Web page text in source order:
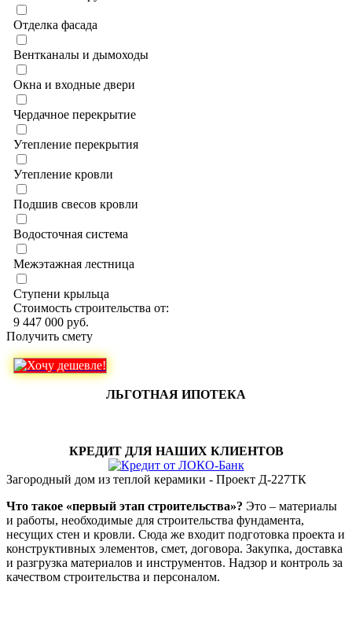
Отделка фасада
Вентканалы и дымоходы
Окна и входные двери
Чердачное перекрытие
Утепление перекрытия
Утепление кровли
Подшив свесов кровли
Водосточная система
Межэтажная лестница
Ступени крыльца
Стоимость строительства от:
9 447 000 руб.
Получить смету
ЛЬГОТНАЯ ИПОТЕКА
КРЕДИТ ДЛЯ НАШИХ КЛИЕНТОВ
Загородный дом из теплой керамики - Проект Д-227ТК
Что такое «первый этап строительства»? Это – материалы
и работы, необходимые для строительства фундамента,
несущих стен и кровли. Сюда же входит подготовка проекта и
конструктивных элементов, смет, договора. Закупка, доставка
и разгрузка материалов и инструментов. Надзор и контроль за
качеством строительства и персоналом.